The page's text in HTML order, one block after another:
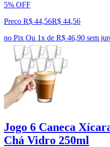
5% OFF
Preço R$ 44,56R$ 44,56
no Pix Ou 1x de R$ 46,90 sem
Jogo 6 Caneca
Chá Vidro 250ml